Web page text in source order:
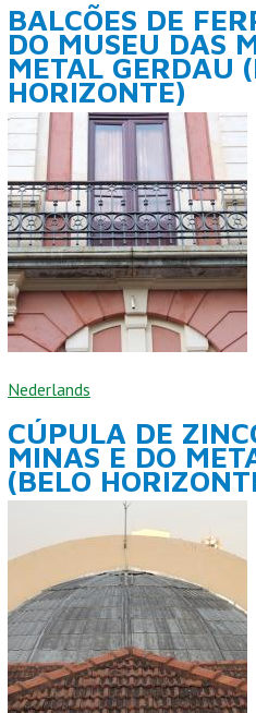
BALCÕES DE
DO MUSEU DAS
METAL GERDAU
HORIZONTE)
Nederlands
CÚPULA DE
MINAS E DO
(BELO